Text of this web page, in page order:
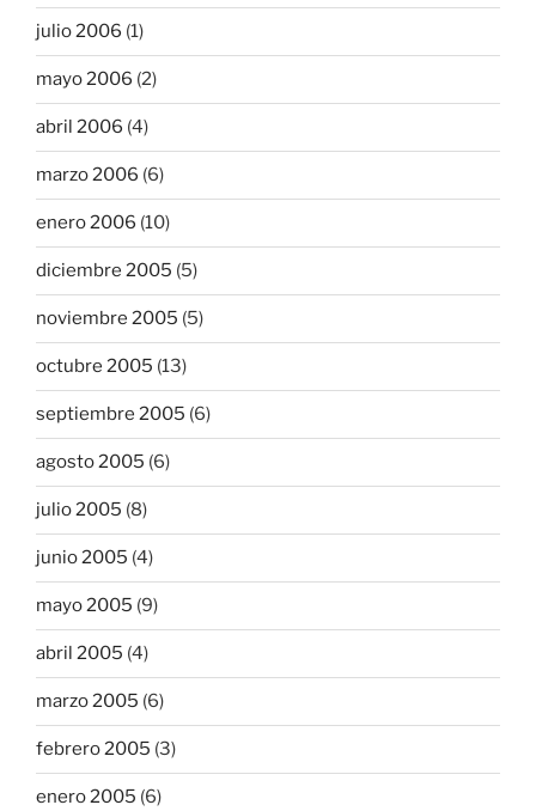
julio 2006 (1)
mayo 2006 (2)
abril 2006 (4)
marzo 2006 (6)
enero 2006 (10)
diciembre 2005 (5)
noviembre 2005 (5)
octubre 2005 (13)
septiembre 2005 (6)
agosto 2005 (6)
julio 2005 (8)
junio 2005 (4)
mayo 2005 (9)
abril 2005 (4)
marzo 2005 (6)
febrero 2005 (3)
enero 2005 (6)